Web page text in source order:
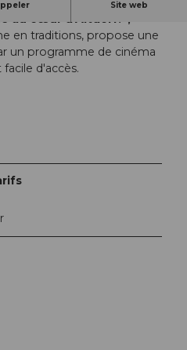
Site web
au cœur d'Altdorf. ;
en traditions, propose une
un programme de cinéma
d'accès.